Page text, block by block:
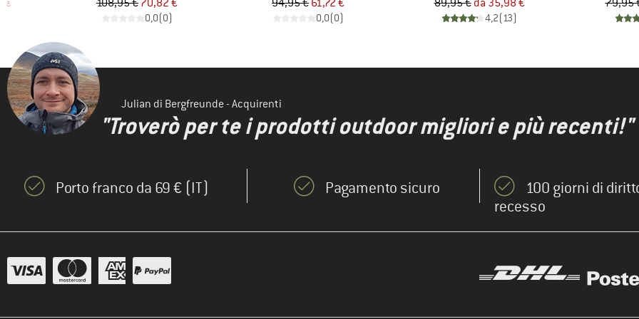
€ 108,95 € 70,82 €
0,0(0)
94,95 € 61,72 €
0,0(0)
89,95 € da 35,98 €
4,2( 13)
79,95
Julian di Bergfreunde - Acquirenti
"Troverò per te i prodotti outdoor migliori e più recenti!"
Porto franco da 69 € (IT) Pagamento sicuro
100 giorni di
recesso